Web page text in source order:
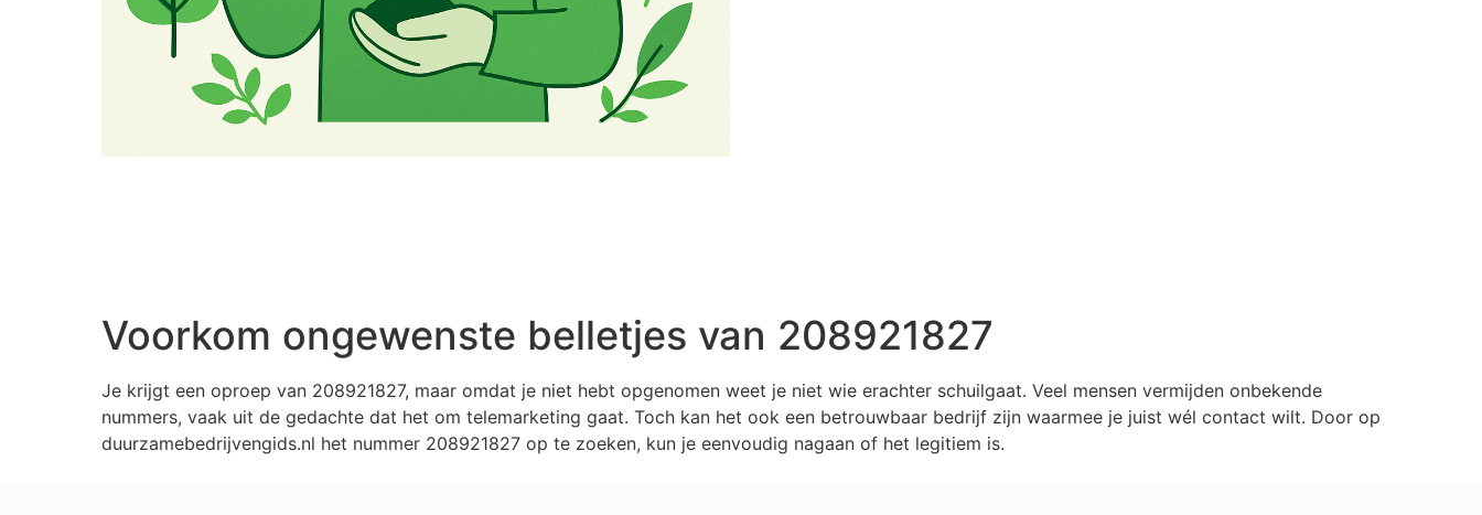
Voorkom ongewenste belletjes van 208921827
Je krijgt een oproep van 208921827, maar omdat je niet hebt opgenomen weet je niet wie erachter schuilgaat. Veel mensen vermijden onbekende
nummers, vaak uit de gedachte dat het om telemarketing gaat. Toch kan het ook een betrouwbaar bedrijf zijn waarmee je juist wél contact wilt. Door op
duurzamebedrijvengids.nl het nummer 208921827 op te zoeken, kun je eenvoudig nagaan of het legitiem is.